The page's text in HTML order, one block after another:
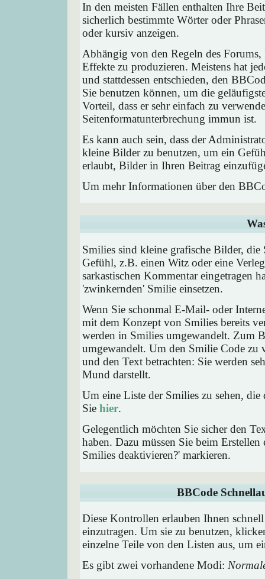
In den meisten Fällen enthalten Ihre
sicherlich bestimmte Wörter oder
oder kursiv anzeigen.
Abhängig von den Regeln des
Effekte zu produzieren. Meistens hat
und stattdessen entschieden, den
Sie benutzen können, um die
Vorteil, dass er sehr einfach zu
Seitenformatunterbrechung immun ist.
Es kann auch sein, dass der
kleine Bilder zu benutzen, um ein
erlaubt, Bilder in Ihren Beitrag
Um mehr Informationen über den
Smilies sind kleine grafische Bilder,
Gefühl, z.B. einen Witz oder eine
sarkastischen Kommentar eingetragen
'zwinkernden' Smilie einsetzen.
Wenn Sie schonmal E-Mail- oder
mit dem Konzept von Smilies bereits
werden in Smilies umgewandelt. Zum
umgewandelt. Um den Smilie Code zu
und den Text betrachten: Sie werden
Mund darstellt.
Um eine Liste der Smilies zu sehen,
Sie hier.
Gelegentlich möchten Sie sicher den
haben. Dazu müssen Sie beim
Smilies deaktivieren?' markieren.
BBCode
Diese Kontrollen erlauben Ihnen
einzutragen. Um sie zu benutzen,
einzelne Teile von den Listen aus, um
Es gibt zwei vorhandene Modi: